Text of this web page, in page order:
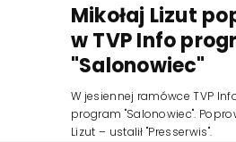
Mikołaj Lizut
w TVP Info
"Salonowiec"
W jesiennej ramówce TVP
program "Salonowiec".
Lizut – ustalił "Presserwis".